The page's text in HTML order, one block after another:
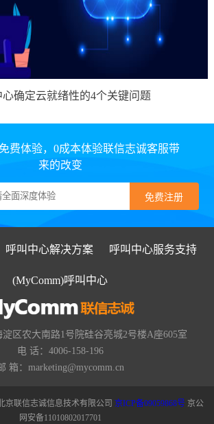
心确定云就绪性的4个关键问题
费体验，0成本体验联信志诚客服带
来的改变
呼叫中心解决方案 呼叫中心服务支持
(MyComm)呼叫中心
区农大南路1号院硅谷亮城2号楼A座605室
电 话：4006-158-196
箱：marketing@mycomm.cn
京联信志诚信息技术有限公司京ICP备09059868号 京公
网安备11010802017701